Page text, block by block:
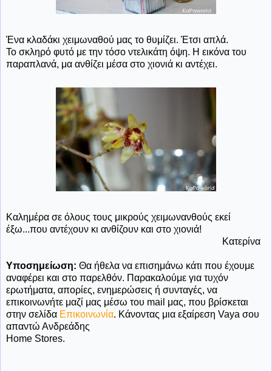
Ένα κλαδάκι χειμωναθού μας το θυμίζει. Έτσι απλά.
Το σκληρό φυτό με την τόσο ντελικάτη όψη. Η εικόνα του
παραπλανά, μα ανθίζει μέσα στο χιονιά κι αντέχει.
Καλημέρα σε όλους τους μικρούς χειμωνανθούς εκεί
έξω...που αντέχουν κι ανθίζουν και στο χιονιά!
Κατερίνα
Υποσημείωση: Θα ήθελα να επισημάνω κάτι που έχουμε
αναφέρει και στο παρελθόν. Παρακαλούμε για τυχόν
ερωτήματα, απορίες, ενημερώσεις ή συνταγές, να
επικοινωνήτε μαζί μας μέσω του mail μας, που βρίσκεται
στην σελίδα Επικοινωνία. Κάνοντας μια εξαίρεση Vaya σου
απαντώ Ανδρεάδης
Home Stores.